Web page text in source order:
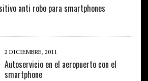
anti robo para smartphones
2 DICIEMBRE, 2011
Autoservicio en el aeropuerto con el
smartphone